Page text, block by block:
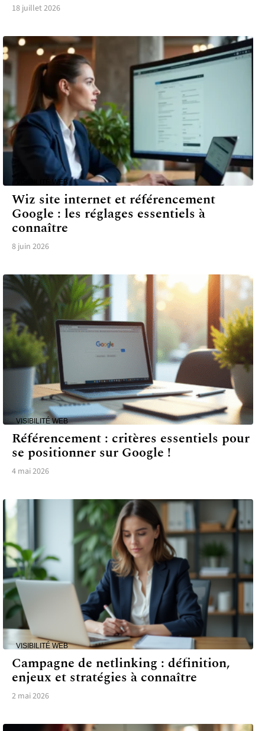
18 juillet 2026
VISIBILITÉ WEB
Wiz site internet et référencement
Google : les réglages essentiels à
connaître
8 juin 2026
VISIBILITÉ WEB
Référencement : critères essentiels pour
se positionner sur Google !
4 mai 2026
VISIBILITÉ WEB
Campagne de netlinking : définition,
enjeux et stratégies à connaître
2 mai 2026